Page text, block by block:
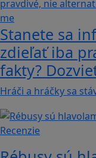
Stanete sa
zdieľať iba
fakty?
Hráči a hráčky sa
Recenzie